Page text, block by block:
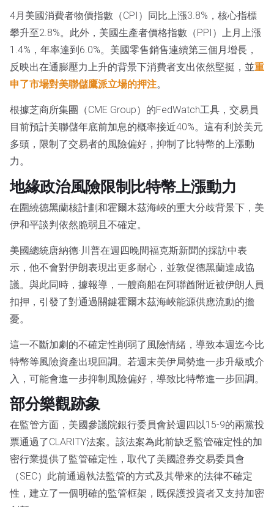
4月美國消費者物價指數（CPI）同比上漲3.8%，核心指標
攀升至2.8%。此外，美國生產者價格指數（PPI）上月上漲
1.4%，年率達到6.0%。美國零售銷售連續第三個月增長，
反映出在通膨壓力上升的背景下消費者支出依然堅挺，並重
申了市場對美聯儲鷹派立場的押注。
根據芝商所集團（CME Group）的FedWatch工具，交易員
目前預計美聯儲年底前加息的概率接近40%。這有利於美元
多頭，限制了交易者的風險偏好，抑制了比特幣的上漲動
力。
地緣政治風險限制比特幣上漲動力
在圍繞德黑蘭核計劃和霍爾木茲海峽的重大分歧背景下，美
伊和平談判依然脆弱且不確定。
美國總統唐納德·川普在週四晚間福克斯新聞的採訪中表
示，他不會對伊朗表現出更多耐心，並敦促德黑蘭達成協
議。與此同時，據報導，一艘商船在阿聯酋附近被伊朗人員
扣押，引發了對通過關鍵霍爾木茲海峽能源供應流動的擔
憂。
這一不斷加劇的不確定性削弱了風險情緒，導致本週迄今比
特幣等風險資產出現回調。若週末美伊局勢進一步升級或介
入，可能會進一步抑制風險偏好，導致比特幣進一步回調。
部分樂觀跡象
在監管方面，美國參議院銀行委員會於週四以15-9的兩黨投
票通過了CLARITY法案。該法案為此前缺乏監管確定性的加
密行業提供了監管確定性，取代了美國證券交易委員會
（SEC）此前通過執法監管的方式及其帶來的法律不確定
性，建立了一個明確的監管框架，既保護投資者又支持加密